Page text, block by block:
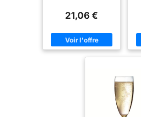
21,06 €